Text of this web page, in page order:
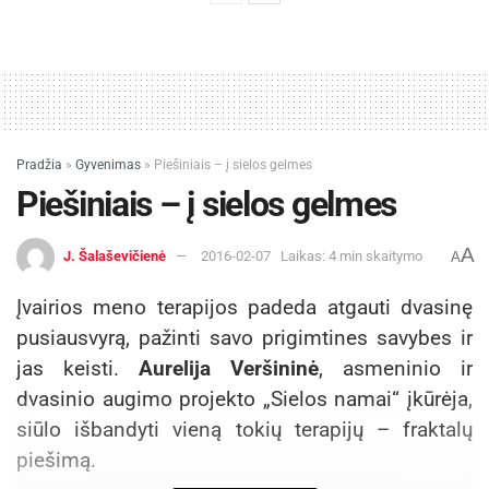
saugumą, gerą savijautą, didesnį pasitikėjimą
savimi, tikslų siekimą bei jų įgyvendinimą?
– Kiek procentų atlyginimo sumos reikėtų
paskirti santaupoms per mėnesį, gaunant
vidutinį darbo užmokestį?
– Tai priklauso nuo žmogaus mėnesinių išlaidų:
vieni uždirbdami mažas pajamas geba sutaupyti,
kiti, gaudami labai dideles pajamas, gyvena nuo
algos iki algos. Esant galimybei,
rekomenduojama santaupoms paskirti iki 10
proc. savo kasmėnesinių pajamų.
Lengviausias būdas sutaupyti yra atsidaryti naują
Pradžia » Gyvenimas » Piešiniais – į sielos gelmes
Piešiniais – į sielos gelmes
J. Šalaševičienė 2016-02-07 Laikas: 4 min skaitymo AA
Įvairios meno terapijos padeda atgauti dvasinę
pusiausvyrą, pažinti savo prigimtines savybes ir
jas keisti. Aurelija Veršininė, asmeninio ir
dvasinio augimo projekto „Sielos namai“ įkūrėja,
siūlo išbandyti vieną tokių terapijų – fraktalų
piešimą.